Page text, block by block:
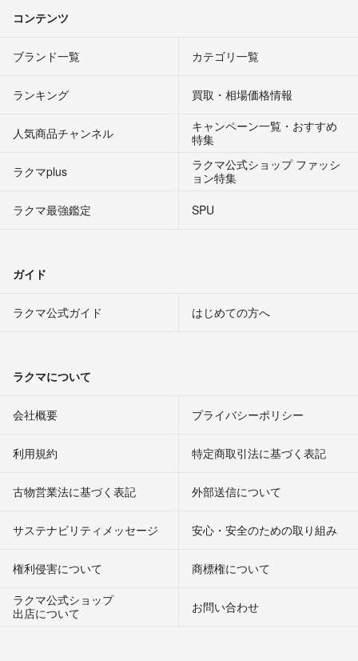
コンテンツ
ブランド一覧 カテゴリ一覧
ランキング 買取・相場価格情報
人気商品チャンネル
キャンペーン一覧・おすすめ
特集
ラクマplus
ラクマ公式ショップ ファッシ
ョン特集
ラクマ最強鑑定
SPU
ガイド
ラクマ公式ガイド はじめての方へ
ラクマについて
会社概要 プライバシーポリシー
利用規約 特定商取引法に基づく表記
古物営業法に基づく表記 外部送信について
サステナビリティメッセージ 安心・安全のための取り組み
権利侵害について
商標権について
ラクマ公式ショップ
出店について
お問い合わせ